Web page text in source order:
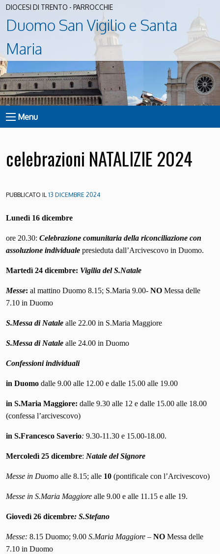
DIOCESI DI TRENTO - PARROCCHIE
Duomo San Vigilio e Santa
Maria
Menu
celebrazioni NATALIZIE 2024
PUBBLICATO IL13 DICEMBRE 2024
Lunedì 16 dicembre
ore 20.30: Celebrazione comunitaria della riconciliazione con
assoluzione individuale presieduta dall’Arcivescovo in Duomo.
Martedì 24 dicembre: Vigilia del S.Natale
Messe: al mattino Duomo 8.15; S.Maria 9.00- NO Messa delle
7.10 in Duomo
S.Messa di Natale alle 22.00 in S.Maria Maggiore
S.Messa di Natale alle 24.00 in Duomo
Confessioni individuali
in Duomo dalle 9.00 alle 12.00 e dalle 15.00 alle 19.00
in S.Maria Maggiore: dalle 9.30 alle 12 e dalle 15.00 alle 18.00
(confessa l’arcivescovo)
in S.Francesco Saverio: 9.30-11.30 e 15.00-18.00.
Mercoledì 25 dicembre: Natale del Signore
Messe in Duomo alle 8.15; alle 10 (pontificale con l’Arcivescovo)
Messe in S.Maria Maggiore alle 9.00 e alle 11.15 e alle 19.
Giovedì 26 dicembre: S.Stefano
Messe: 8.15 Duomo; 9.00 S.Maria Maggiore – NO Messa delle
7.10 in Duomo